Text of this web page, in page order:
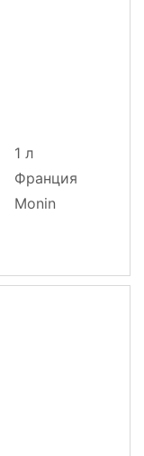
1 л
Франция
Monin